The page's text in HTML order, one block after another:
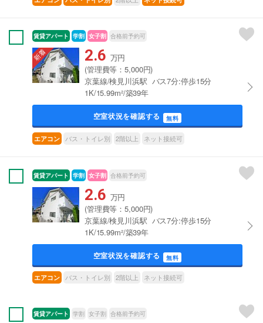
賃貸アパート 学割 女子割 合格前予約可
2.6 万円
(管理費等：5,000円)
京葉線/検見川浜駅 バス7分:停歩15分
1K/15.99m²/築39年
空室状況を確認する 無料
エアコン バス・トイレ別 2階以上 ネット接続可
賃貸アパート 学割 女子割 合格前予約可
2.6 万円
(管理費等：5,000円)
京葉線/検見川浜駅 バス7分:停歩15分
1K/15.99m²/築39年
空室状況を確認する 無料
エアコン バス・トイレ別 2階以上 ネット接続可
賃貸アパート 学割 女子割 合格前予約可